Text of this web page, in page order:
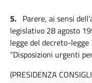
5. Parere, ai sensi
legislativo 28 agosto
legge del decreto-
“Disposizioni urgenti
(PRESIDENZA